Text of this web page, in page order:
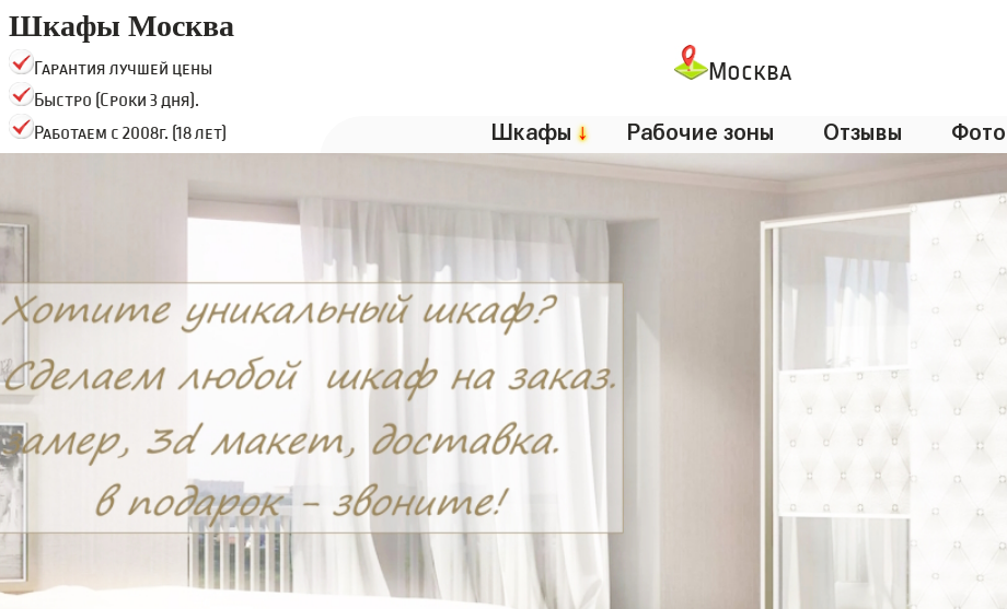
Шкафы Москва
Гарантия лучшей цены
Быстро (Сроки 3 дня).
Работаем с 2008г. (18 лет)
Москва
Шкафы ↓ Рабочие зоны Отзывы Фото